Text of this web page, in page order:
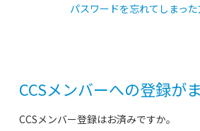
パスワードを忘れてしまっ
CCSメンバーへの登録が
CCSメンバー登録はお済みですか。